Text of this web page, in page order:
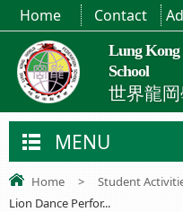
Lung Kong
School
世界龍
Home Contact
MENU
Home > Student
Lion Dance Perfor...